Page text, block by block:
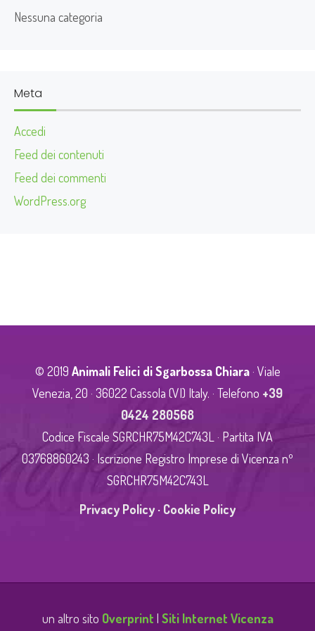
Nessuna categoria
Meta
Accedi
Feed dei contenuti
Feed dei commenti
WordPress.org
© 2019 Animali Felici di Sgarbossa Chiara· Viale
Venezia, 20 · 36022 Cassola (VI) Italy. · Telefono +39
0424 280568
Codice Fiscale SGRCHR75M42C743L · Partita IVA
03768860243 · Iscrizione Registro Imprese di Vicenza nº
SGRCHR75M42C743L
Privacy Policy · Cookie Policy
un altro sito Overprint | Siti Internet Vicenza